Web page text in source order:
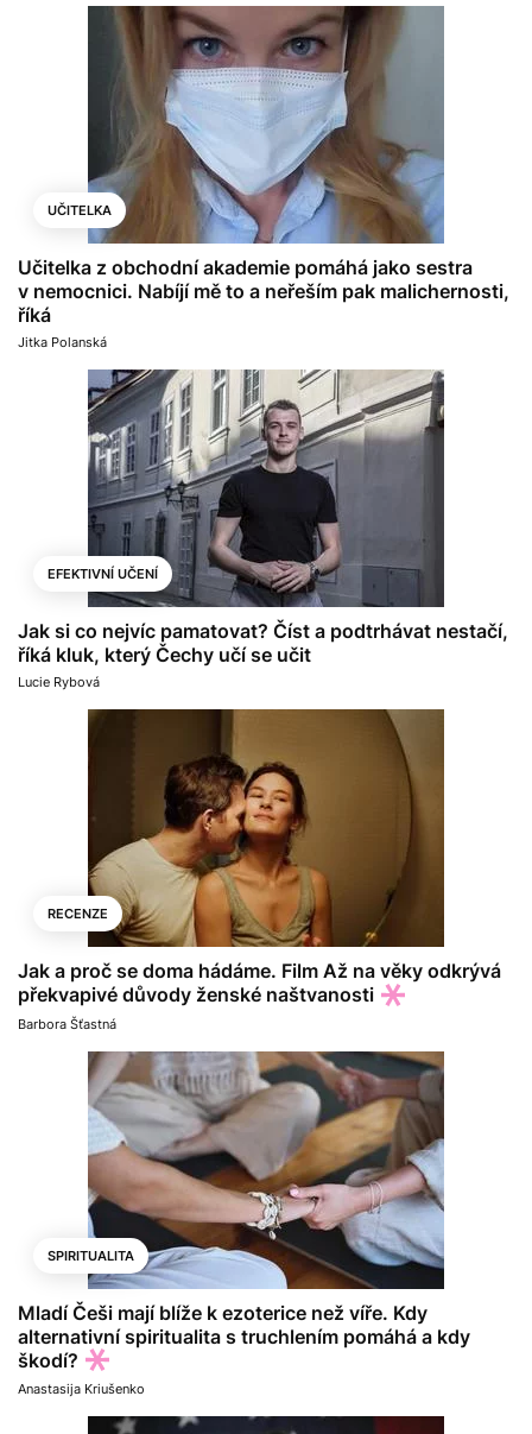
UČITELKA
Učitelka z obchodní akademie pomáhá jako sestra
v nemocnici. Nabíjí mě to a neřeším pak malichernosti,
říká
Jitka Polanská
EFEKTIVNÍ UČENÍ
Jak si co nejvíc pamatovat? Číst a podtrhávat nestačí,
říká kluk, který Čechy učí se učit
Lucie Rybová
RECENZE
Jak a proč se doma hádáme. Film Až na věky odkrývá
překvapivé důvody ženské naštvanosti
Barbora Šťastná
SPIRITUALITA
Mladí Češi mají blíže k ezoterice než víře. Kdy
alternativní spiritualita s truchlením pomáhá a kdy
škodí?
Anastasija Kriušenko